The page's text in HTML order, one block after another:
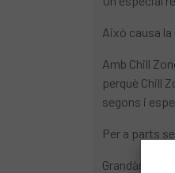
Això causa
Amb Chill
perquè Chill
segons i
Per a parts
Grandària: